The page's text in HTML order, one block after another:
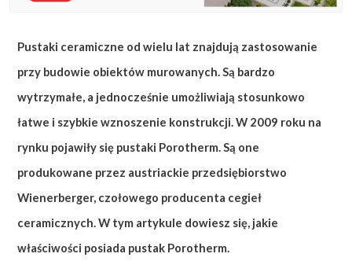
Pustaki ceramiczne od wielu lat znajdują zastosowanie
przy budowie obiektów murowanych. Są bardzo
wytrzymałe, a jednocześnie umożliwiają stosunkowo
łatwe i szybkie wznoszenie konstrukcji. W 2009 roku na
rynku pojawiły się pustaki Porotherm. Są one
produkowane przez austriackie przedsiębiorstwo
Wienerberger, czołowego producenta cegieł
ceramicznych. W tym artykule dowiesz się, jakie
właściwości posiada pustak Porotherm.